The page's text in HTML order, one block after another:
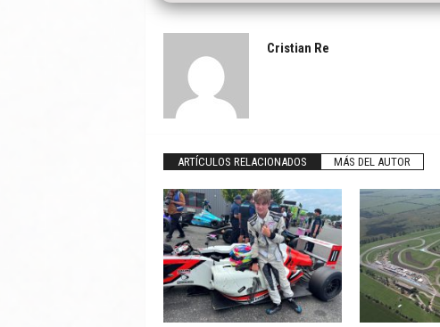
Cristian Re
ARTÍCULOS RELACIONADOS MÁS DEL AUTOR